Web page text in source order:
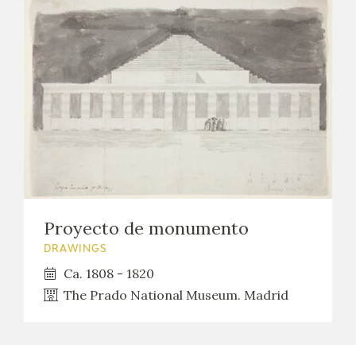
EDICIONES
ONLINE SHOP
EDUCA
Proyecto de monumento
DRAWINGS
Ca. 1808 - 1820
The Prado National Museum. Madrid